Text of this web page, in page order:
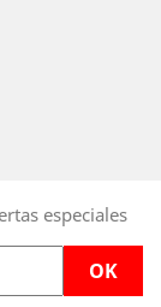
especiales